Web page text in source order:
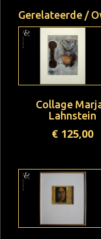
Gerelateerde /
Collage
Lahnstein
€ 125,00